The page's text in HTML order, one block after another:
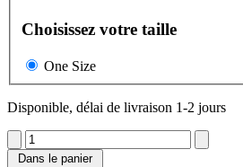
Choisissez votre taille
One Size
Disponible, délai de livraison 1-2 jours
Dans le panier